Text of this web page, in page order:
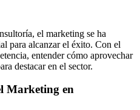
el marketing se ha
para alcanzar el éxito. Con el
entender cómo aprovechar
destacar en el sector.
Marketing en